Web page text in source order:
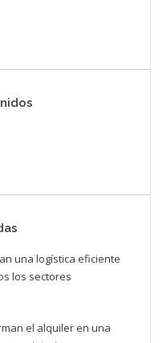
una logística eficiente
los sectores
el alquiler en una